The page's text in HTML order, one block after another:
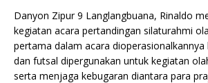
Danyon Zipur 9 Langlangbuana, Rinaldo
kegiatan acara pertandingan silaturahmi
pertama dalam acara dioperasionalkannya
dan futsal dipergunakan untuk kegiatan
serta menjaga kebugaran diantara para